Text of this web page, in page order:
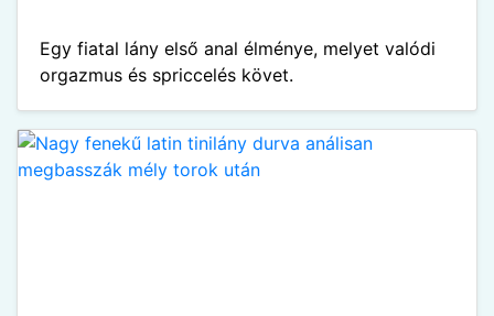
Egy fiatal lány első anal élménye, melyet valódi
orgazmus és spriccelés követ.